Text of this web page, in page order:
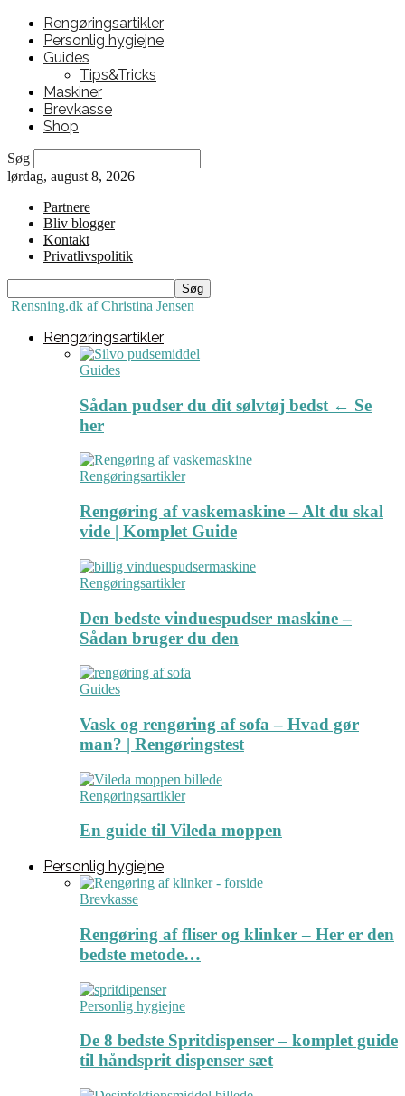
Rengøringsartikler
Personlig hygiejne
Guides
Tips&Tricks
Maskiner
Brevkasse
Shop
Søg
lørdag, august 8, 2026
Partnere
Bliv blogger
Kontakt
Privatlivspolitik
Rensning.dk af Christina Jensen
Rengøringsartikler
Guides
Sådan pudser du dit sølvtøj bedst ← Se
her
Rengøringsartikler
Rengøring af vaskemaskine – Alt du skal
vide | Komplet Guide
Rengøringsartikler
Den bedste vinduespudser maskine –
Sådan bruger du den
Guides
Vask og rengøring af sofa – Hvad gør
man? | Rengøringstest
Rengøringsartikler
En guide til Vileda moppen
Personlig hygiejne
Brevkasse
Rengøring af fliser og klinker – Her er den
bedste metode…
Personlig hygiejne
De 8 bedste Spritdispenser – komplet guide
til håndsprit dispenser sæt